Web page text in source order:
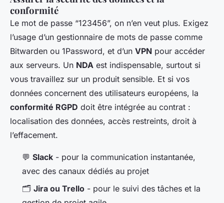
conformité
Le mot de passe “123456”, on n’en veut plus. Exigez
l’usage d’un gestionnaire de mots de passe comme
Bitwarden ou 1Password, et d’un VPN pour accéder
aux serveurs. Un NDA est indispensable, surtout si
vous travaillez sur un produit sensible. Et si vos
données concernent des utilisateurs européens, la
conformité RGPD doit être intégrée au contrat :
localisation des données, accès restreints, droit à
l’effacement.
💬 Slack - pour la communication instantanée,
avec des canaux dédiés au projet
🗂️ Jira ou Trello - pour le suivi des tâches et la